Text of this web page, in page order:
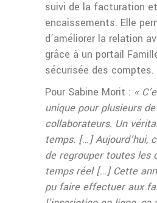
suivi de la facturation
encaissements. Elle
d’améliorer la relation
grâce à un portail
sécurisée des comptes.
Pour Sabine Morit : «
unique pour plusieurs
collaborateurs. Un
temps. […] Aujourd’hui,
de regrouper toutes les
temps réel […] Cette
pu faire effectuer aux